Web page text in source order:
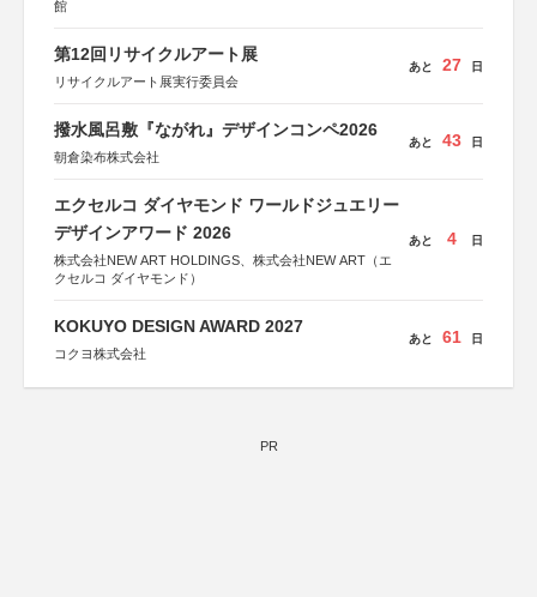
館
第12回リサイクルアート展
リサイクルアート展実行委員会
あと 27 日
撥水風呂敷『ながれ』デザインコンペ2026
朝倉染布株式会社
あと 43 日
エクセルコ ダイヤモンド ワールドジュエリー
デザインアワード 2026
株式会社NEW ART HOLDINGS、株式会社NEW ART（エ
クセルコ ダイヤモンド）
あと 4 日
KOKUYO DESIGN AWARD 2027
コクヨ株式会社
あと 61 日
PR